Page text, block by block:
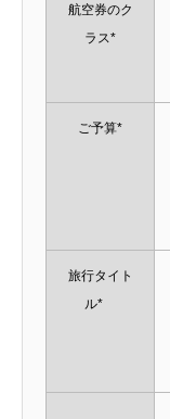
航空券のク
ラス*
ご予算*
旅行タイト
ル*